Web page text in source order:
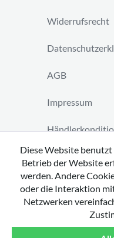
Widerrufsrecht
AGB
Impressum
Vertrag
Diese Website
Betrieb der Website
werden. Andere
oder die Interaktion
Netzwerken